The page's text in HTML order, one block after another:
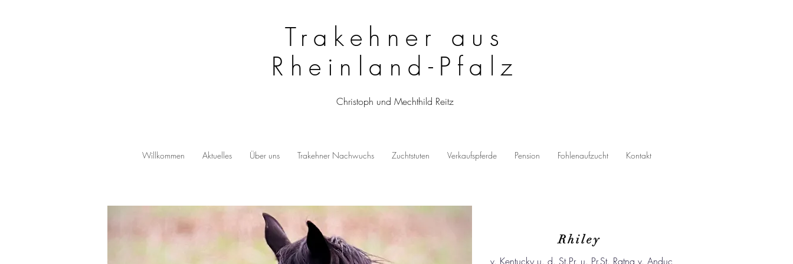
Trakehner aus
Rheinland-Pfalz
Christoph und Mechthild Reitz
Willkommen Aktuelles Über uns Trakehner Nachwuchs Zuchtstuten Verkaufspferde Pension Fohlenaufzucht Kontakt
Rhiley
v. Kentucky u. d. St.Pr. u. Pr.St. Ratna v. Anduc